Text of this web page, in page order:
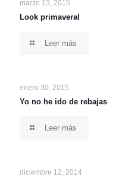
marzo 13, 2015
Look primaveral
Leer más
enero 30, 2015
Yo no he ido de rebajas
Leer más
diciembre 12, 2014